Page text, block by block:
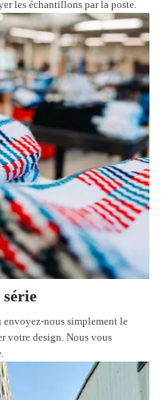
les échantillons par la poste.
nous simplement le
votre design. Nous vous